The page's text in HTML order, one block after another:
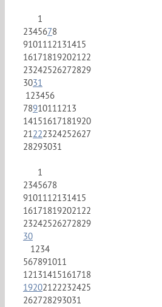
1
2345678
9101112131415
16171819202122
23242526272829
3031
123456
78910111213
14151617181920
21222324252627
28293031
1
2345678
9101112131415
16171819202122
23242526272829
30
1234
567891011
12131415161718
19202122232425
262728293031